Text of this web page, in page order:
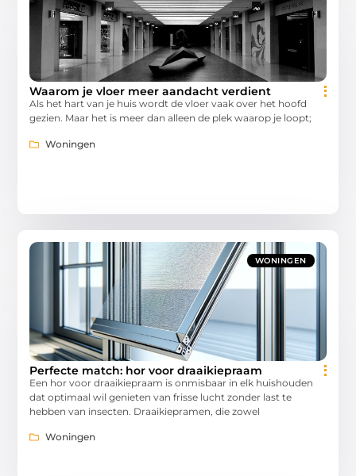
Waarom je vloer meer aandacht verdient
Als het hart van je huis wordt de vloer vaak over het hoofd
gezien. Maar het is meer dan alleen de plek waarop je loopt;
Woningen
WONINGEN
Perfecte match: hor voor draaikiepraam
Een hor voor draaikiepraam is onmisbaar in elk huishouden
dat optimaal wil genieten van frisse lucht zonder last te
hebben van insecten. Draaikiepramen, die zowel
Woningen